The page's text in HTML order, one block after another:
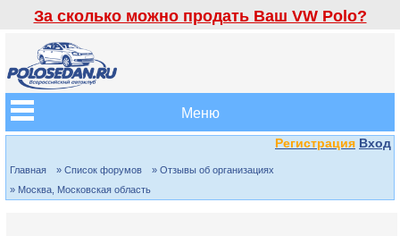
За сколько можно продать Ваш VW Polo?
Меню
Регистрация Вход
Главная » Список форумов
» Отзывы об организациях
» Москва, Московская область